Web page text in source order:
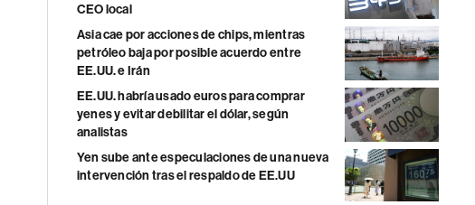
CEO local
Asia cae por acciones de chips, mientras
petróleo baja por posible acuerdo entre
EE.UU. e Irán
EE.UU. habría usado euros para comprar
yenes y evitar debilitar el dólar, según
analistas
Yen sube ante especulaciones de una nueva
intervención tras el respaldo de EE.UU